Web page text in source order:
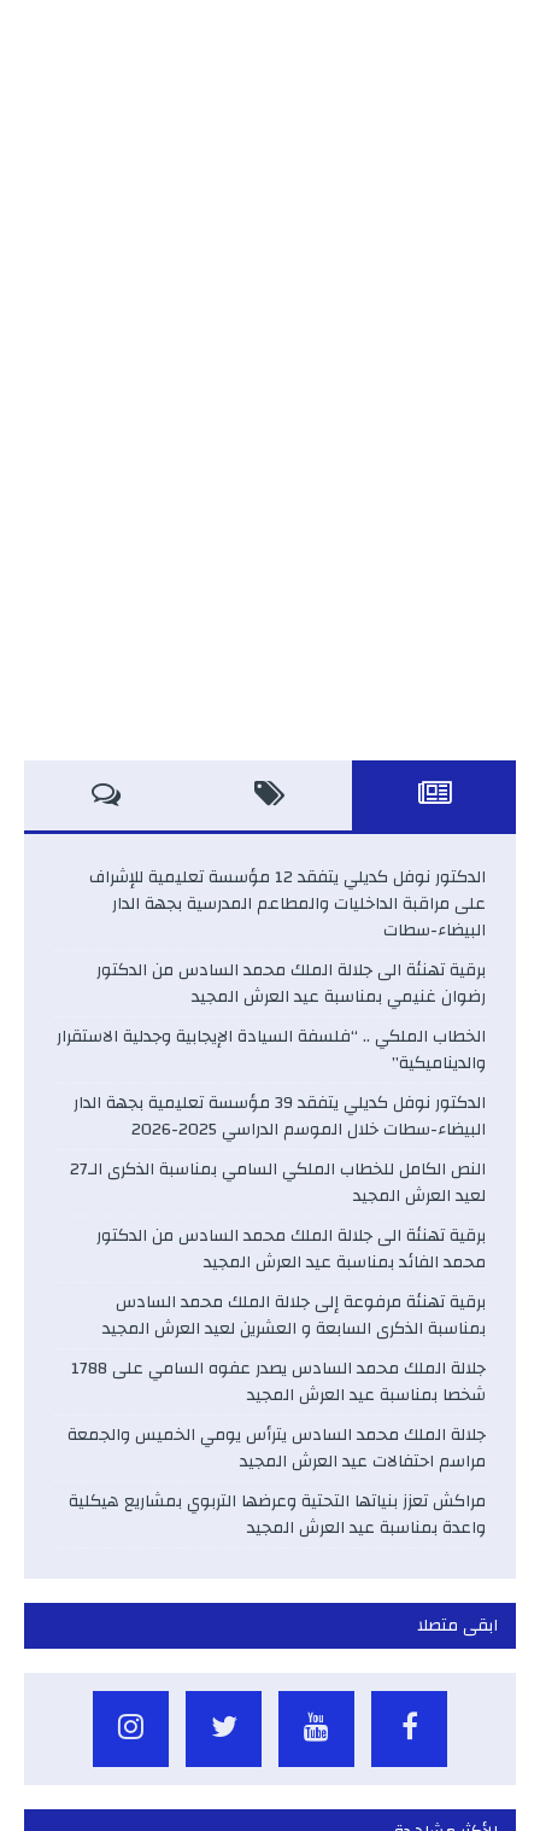
الدكتور نوفل كديلي يتفقد 12 مؤسسة تعليمية للإشراف
على مراقبة الداخليات والمطاعم المدرسية بجهة الدار
البيضاء-سطات
برقية تهنئة الى جلالة الملك محمد السادس من الدكتور
رضوان غنيمي بمناسبة عيد العرش المجيد
الخطاب الملكي .. “فلسفة السيادة الإيجابية وجدلية الاستقرار
والديناميكية”
الدكتور نوفل كديلي يتفقد 39 مؤسسة تعليمية بجهة الدار
البيضاء-سطات خلال الموسم الدراسي 2025-2026
النص الكامل للخطاب الملكي السامي بمناسبة الذكرى الـ27
لعيد العرش المجيد
برقية تهنئة الى جلالة الملك محمد السادس من الدكتور
محمد الفائد بمناسبة عيد العرش المجيد
برقية تهنئة مرفوعة إلى جلالة الملك محمد السادس
بمناسبة الذكرى السابعة و العشرين لعيد العرش المجيد
جلالة الملك محمد السادس يصدر عفوه السامي على 1788
شخصا بمناسبة عيد العرش المجيد
جلالة الملك محمد السادس يترأس يومي الخميس والجمعة
مراسم احتفالات عيد العرش المجيد
مراكش تعزز بنياتها التحتية وعرضها التربوي بمشاريع هيكلية
واعدة بمناسبة عيد العرش المجيد
ابقى متصلا